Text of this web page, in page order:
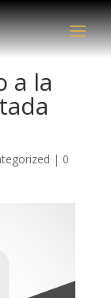
a la
| 0